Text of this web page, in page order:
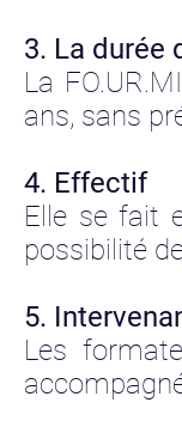
3. La durée
La
ans, sans
4. Effectif
Elle se fait
possibilité
5.
Les